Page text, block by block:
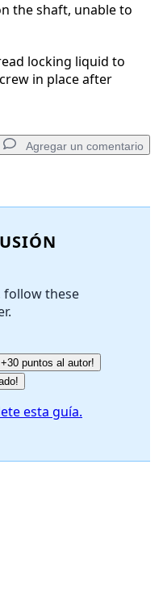
the shaft, unable to
locking liquid to
in place after
Agregar un comentario
follow these
puntos al autor!
esta guía.